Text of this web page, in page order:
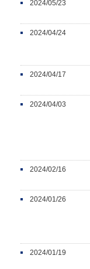
2024/05/23
2024/04/24
2024/04/17
2024/04/03
2024/02/16
2024/01/26
2024/01/19